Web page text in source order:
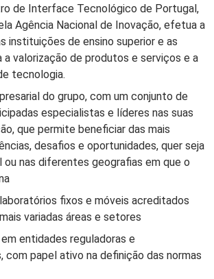
de Interface Tecnológico de Portugal,
Agência Nacional de Inovação, efetua a
instituições de ensino superior e as
a valorização de produtos e serviços e a
tecnologia.
do grupo, com um conjunto de
especialistas e líderes nas suas
que permite beneficiar das mais
desafios e oportunidades, quer seja
ou nas diferentes geografias em que o
fixos e móveis acreditados
variadas áreas e setores
entidades reguladoras e
com papel ativo na definição das normas